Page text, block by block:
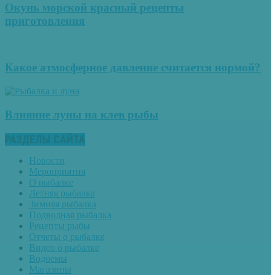
Окунь морской красный рецепты
приготовления
Какое атмосферное давление считается нормой?
Влияние луны на клев рыбы
РАЗДЕЛЫ САЙТА
Новости
Мероприятия
О рыбалке
Летняя рыбалка
Зимняя рыбалка
Подводная рыбалка
Рецепты рыбы
Отчеты о рыбалке
Видео о рыбалке
Водоемы
Магазины